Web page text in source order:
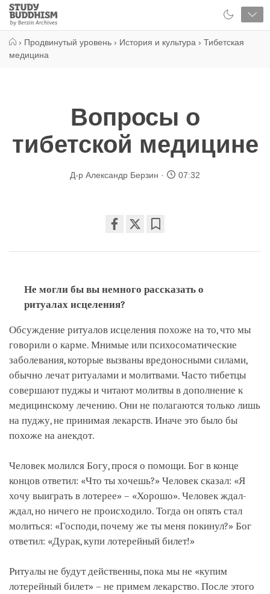
Close
Study
Buddhism
› Продвинутый уровень › История и культура › Тибетская
медицина
Вопросы о
тибетской медицине
Д-р Александр Берзин 07:32
on
Не могли бы вы немного рассказать о
ритуалах исцеления?
Обсуждение ритуалов исцеления похоже на то, что мы
говорили о карме. Мнимые или психосоматические
заболевания, которые вызваны вредоносными силами,
обычно лечат ритуалами и молитвами. Часто тибетцы
совершают пуджы и читают молитвы в дополнение к
медицинскому лечению. Они не полагаются только лишь
на пуджу, не принимая лекарств. Иначе это было бы
похоже на анекдот.
Человек молился Богу, прося о помощи. Бог в конце
концов ответил: «Что ты хочешь?» Человек сказал: «Я
хочу выиграть в лотерее» – «Хорошо». Человек ждал-
ждал, но ничего не происходило. Тогда он опять стал
молиться: «Господи, почему же ты меня покинул?» Бог
ответил: «Дурак, купи лотерейный билет!»
Ритуалы не будут действенны, пока мы не «купим
лотерейный билет» – не примем лекарство. После этого